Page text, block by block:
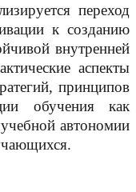
переход
к созданию
внутренней
аспекты
принципов
обучения как
автономии